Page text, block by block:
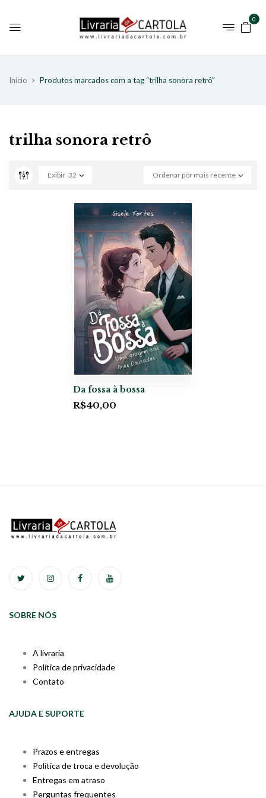
0
Início Produtos marcados com a tag “trilha sonora retrô”
trilha sonora retrô
Ordenar por mais recente
Exibir 32
Da fossa à bossa
R$40,00
SOBRE NÓS
A livraria
Política de privacidade
Contato
AJUDA E SUPORTE
Prazos e entregas
Política de troca e devolução
Entregas em atraso
Perguntas frequentes